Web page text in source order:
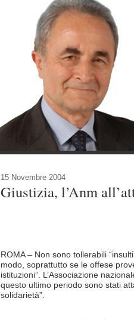
15 Novembre 2004
Giustizia, l’Anm
ROMA – Non sono tollerabili
modo, soprattutto se le offese
istituzioni”. L’Associazione
questo ultimo periodo sono stati
solidarietà”.